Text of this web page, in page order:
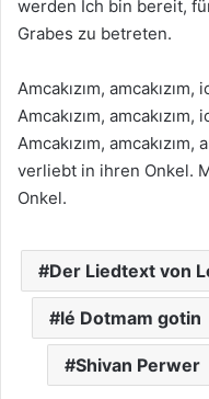
werden Ich bin bereit,
Grabes zu betreten.
Amcakızım,
Amcakızım,
Amcakızım,
verliebt in ihren Onkel.
Onkel.
Der Liedtext von
lé Dotmam gotin
Shivan Perwer